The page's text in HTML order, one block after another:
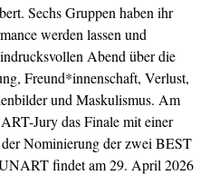
Sechs Gruppen haben ihr
werden lassen und
Abend über die
Freund*innenschaft, Verlust,
und Maskulismus. Am
Jury das Finale mit einer
Nominierung der zwei BEST
findet am 29. April 2026